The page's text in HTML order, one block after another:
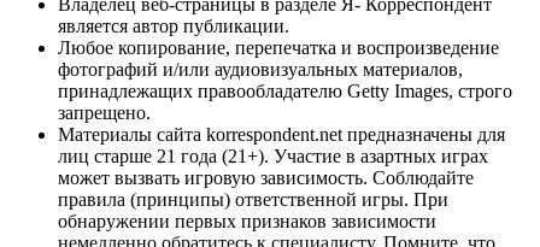
является автор публикации.
Любое копирование, перепечатка и воспроизведение
фотографий и/или аудиовизуальных материалов,
принадлежащих правообладателю Getty Images, строго
запрещено.
Материалы сайта korrespondent.net предназначены для
лиц старше 21 года (21+). Участие в азартных играх
может вызвать игровую зависимость. Соблюдайте
правила (принципы) ответственной игры. При
обнаружении первых признаков зависимости
немедленно обратитесь к специалисту. Помните, что